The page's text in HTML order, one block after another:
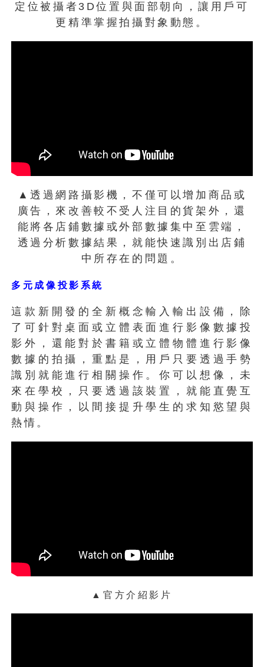
在台灣，你對於Canon的品牌印象是什
麼？我想很多人應該跟我一樣，直覺就會
想到相機、鏡頭或者印表機，但其實
不知道的新鮮領域喔！
為「現在式」與「未來式」兩大面向來討
論，現在式就是現有產品的加強、應用與
曝光，而未來式則是給予用戶一個數位生
活願景，雖然多數產品都還是處於概念階
段，不過至少提供了一個作夢想像空間，
們的觀察，希望能有助於各位對Canon這
品牌及產品有更深一層的認識。
現在式：這次展會主要以相機、攝影機、鏡
頭與印表機等系列產品展出為主，不過其
中令我們比較驚艷產品，不是相機、攝影
機或者鏡頭，而是Canon印表機多角、多
樣化的經營型態，以往在我們刻板印象，
印表機就是印印文件或照片而已，但在這
次展會中，讓我們看見印表機的更多可
能，除了輸出技術與品質的精進改良外，
未來式：則是企圖透過投影技術與虛擬實
境，來提供生活端、教育端甚至企業端更
多數產品都尚處於概念階段，不過由於實
用性高，相信再過不久，這些概念性商品
定位被攝者3D位置與面部朝向，讓用戶可
更精準掌握拍攝對象動態。
▲透過網路攝影機，不僅可以增加商品或
廣告，來改善較不受人注目的貨架外，還
能將各店鋪數據或外部數據集中至雲端，
透過分析數據結果，就能快速識別出店鋪
中所存在的問題。
多元成像投影系統
這款新開發的全新概念輸入輸出設備，除
了可針對桌面或立體表面進行影像數據投
影外，還能對於書籍或立體物體進行影像
數據的拍攝，重點是，用戶只要透過手勢
識別就能進行相關操作。你可以想像，未
來在學校，只要透過該裝置，就能直覺互
動與操作，以間接提升學生的求知慾望與
熱情。
▲官方介紹影片